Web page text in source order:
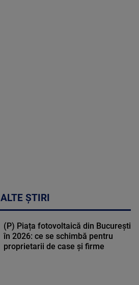
ALTE ȘTIRI
(P) Piața fotovoltaică din București
în 2026: ce se schimbă pentru
proprietarii de case și firme